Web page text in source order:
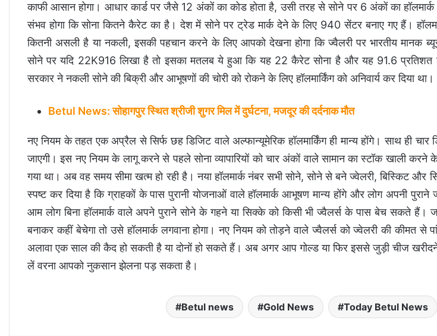
काफी आसान होगा। आधार कार्ड पर जैसे 12 अंकों का कोड होता है, उसी तरह से सोने पर 6 अंकों का
संभव होगा कि सोना कितने कैरेट का है। देश में सोने पर ट्रेड मार्क देने के लिए 940 सेंटर बनाए गए हैं।
कितनी असली है या नकली, इसकी पहचान करने के लिए आपको देखना होगा कि ज्वैलरी पर भारतीय मानक ब्यूरो
सोने पर यदि 22K916 लिखा है तो इसका मतलब ये हुआ कि यह 22 कैरेट सोना है और यह 91.6
सरकार ने नकली सोने की बिक्री और आभूषणों की चोरी को रोकने के लिए हॉलमार्किंग को अनिवार्य कर दिया था।
Betul News: सोहागपुर स्थित श्रीजी शुगर मिल में दुर्घटना, मजदूर की दर्दनाक मौत
नए नियम के तहत एक अप्रैल से सिर्फ छह डिजिट वाले अल्फान्यूमेरिक हॉलमार्किंग ही मान्य होंगे। साथ ही चार
जाएगी। इस नए नियम के लागू करने से पहले सोना व्यापारियों को चार अंकों वाले सामान का स्टॉक खाली करने
गया था। अब वह समय सीमा खत्म हो रही है। नया हॉलमार्क नंबर सभी सोने, सोने से बने ज्वेलरी, बिस्किट और
स्पष्ट कर दिया है कि ग्राहकों के पास पुरानी योजनाओं वाले हॉलमार्क आभूषण मान्य होंगे और लोग अपनी
आम लोग बिना हॉलमार्क वाले अपने पुराने सोने के गहने या सिक्के को किसी भी ज्वैलर्स के पास बेच सकते हैं।
बनाकर कहीं बेचेगा तो उसे हॉलमार्क लगवाना होगा। नए नियम को तोड़ने वाले ज्वैलर्स को ज्वेलरी की कीमत से
अलावा एक साल की कैद हो सकती है या दोनों हो सकते हैं। अब अगर आप गोल्ड या फिर इससे जुड़ी चीज
लें वरना आपको नुकसान झेलना पड़ सकता है।
Betul news Gold News Today Betul News